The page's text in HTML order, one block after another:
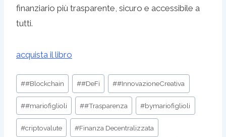
finanziario più trasparente, sicuro e accessibile a
tutti.
acquista il libro
Post
Tags:
##Blockchain ##DeFi ##InnovazioneCreativa
##mariofiglioli ##Trasparenza #bymariofiglioli
#criptovalute #Finanza Decentralizzata